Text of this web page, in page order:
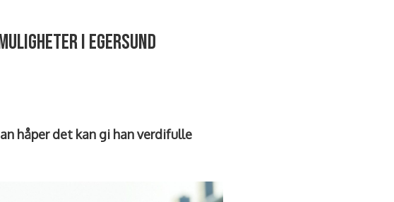
i Egersund
håper det kan gi han verdifulle